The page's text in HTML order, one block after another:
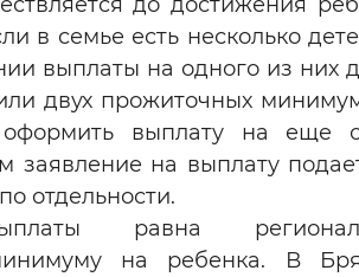
в семье есть несколько
выплаты на одного из них
двух прожиточных
выплату на еще
заявление на выплату
отдельности.
равна
на ребенка. В